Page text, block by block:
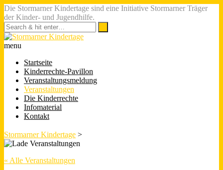
Die Stormarner Kindertage sind eine Initiative Stormarner Träger
der Kinder- und Jugendhilfe.
menu
Startseite
Kinderrechte-Pavillon
Veranstaltungsmeldung
Veranstaltungen
Die Kinderrechte
Infomaterial
Kontakt
Stormarner Kindertage >
« Alle Veranstaltungen